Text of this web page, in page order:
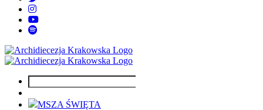
MSZA ŚWIĘTA